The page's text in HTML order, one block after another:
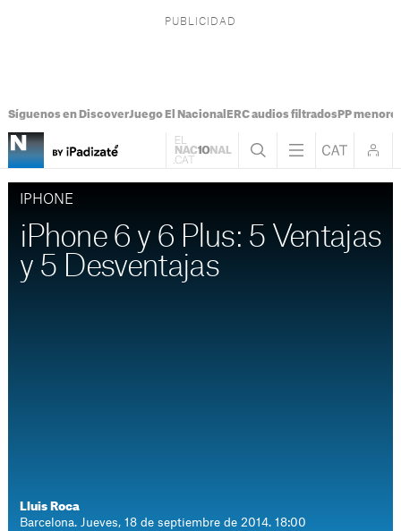
Síguenos en DiscoverJuego El Nacional ERC audios filtradosPP
IPHONE
iPhone 6 y 6 Plus: 5 Ventajas
y 5 Desventajas
Lluis Roca
Barcelona. Jueves, 18 de septiembre de 2014. 18:00